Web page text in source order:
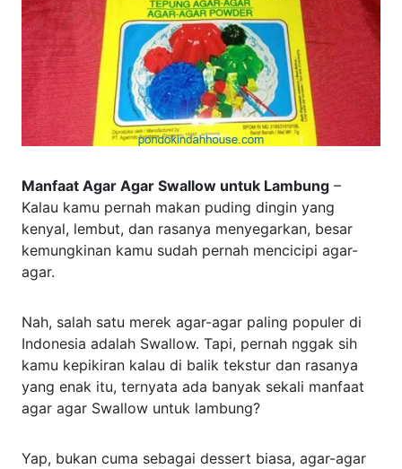
Manfaat Agar Agar Swallow untuk Lambung –
Kalau kamu pernah makan puding dingin yang
kenyal, lembut, dan rasanya menyegarkan, besar
kemungkinan kamu sudah pernah mencicipi agar-
agar.
Nah, salah satu merek agar-agar paling populer di
Indonesia adalah Swallow. Tapi, pernah nggak sih
kamu kepikiran kalau di balik tekstur dan rasanya
yang enak itu, ternyata ada banyak sekali manfaat
agar agar Swallow untuk lambung?
Yap, bukan cuma sebagai dessert biasa, agar-agar